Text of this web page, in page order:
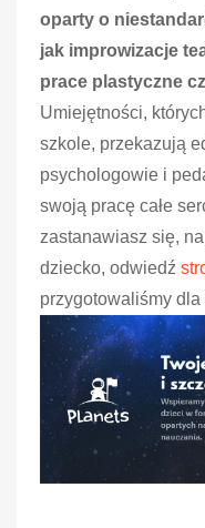
oparty o
jak improwizacje
prace plastyczne
Umiejętności,
szkole, przekazują
psychologowie i
swoją pracę całe
zastanawiasz się,
dziecko, odwiedź
przygotowaliśmy